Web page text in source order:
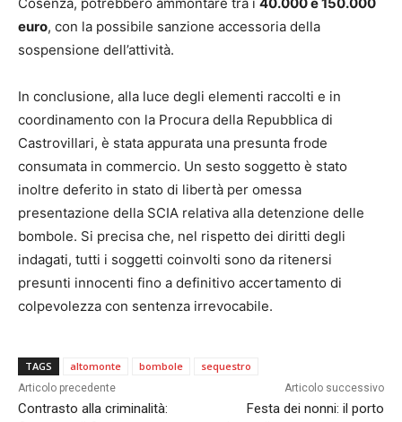
euro, con la possibile sanzione accessoria della
sospensione dell’attività.
In conclusione, alla luce degli elementi raccolti e in
coordinamento con la Procura della Repubblica di
Castrovillari, è stata appurata una presunta frode
consumata in commercio. Un sesto soggetto è stato
inoltre deferito in stato di libertà per omessa
presentazione della SCIA relativa alla detenzione delle
bombole. Si precisa che, nel rispetto dei diritti degli
indagati, tutti i soggetti coinvolti sono da ritenersi
presunti innocenti fino a definitivo accertamento di
colpevolezza con sentenza irrevocabile.
TAGS altomonte bombole sequestro
Articolo precedente
Contrasto alla criminalità:
Articolo successivo
Festa dei nonni: il porto